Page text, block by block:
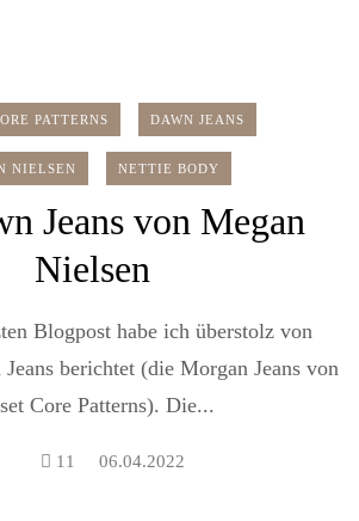
PATTERNS DAWN JEANS
NIELSEN NETTIE BODY
Jeans von Megan
Nielsen
Blogpost habe ich überstolz von
berichtet (die Morgan Jeans von
Core Patterns). Die...
11 06.04.2022